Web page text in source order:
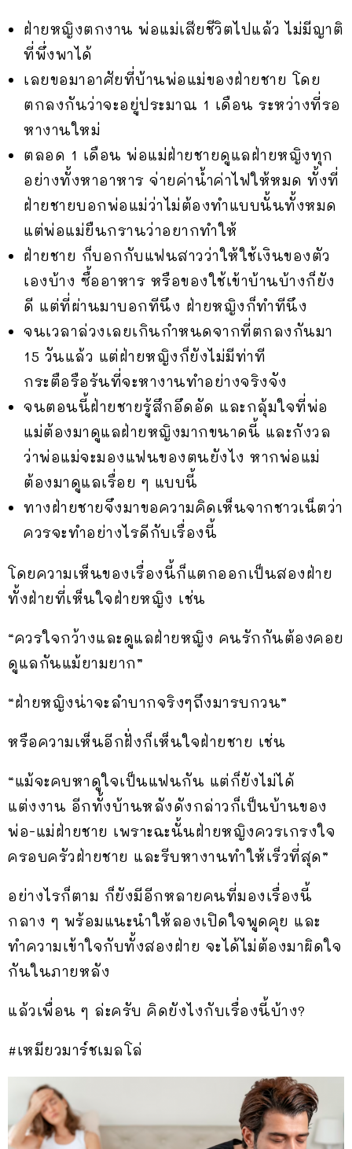
ฝ่ายหญิงตกงาน พ่อแม่เสียชีวิตไปแล้ว ไม่มีญาติ
ที่พึ่งพาได้
เลยขอมาอาศัยที่บ้านพ่อแม่ของฝ่ายชาย โดย
ตกลงกันว่าจะอยู่ประมาณ 1 เดือน ระหว่างที่รอ
หางานใหม่
ตลอด 1 เดือน พ่อแม่ฝ่ายชายดูแลฝ่ายหญิงทุก
อย่างทั้งหาอาหาร จ่ายค่าน้ำค่าไฟให้หมด ทั้งที่
ฝ่ายชายบอกพ่อแม่ว่าไม่ต้องทำแบบนั้นทั้งหมด
แต่พ่อแม่ยืนกรานว่าอยากทำให้
ฝ่ายชาย ก็บอกกับแฟนสาวว่าให้ใช้เงินของตัว
เองบ้าง ซื้ออาหาร หรือของใช้เข้าบ้านบ้างก็ยัง
ดี แต่ที่ผ่านมาบอกทีนึง ฝ่ายหญิงก็ทำทีนึง
จนเวลาล่วงเลยเกินกำหนดจากที่ตกลงกันมา
15 วันแล้ว แต่ฝ่ายหญิงก็ยังไม่มีท่าที
กระตือรือร้นที่จะหางานทำอย่างจริงจัง
จนตอนนี้ฝ่ายชายรู้สึกอึดอัด และกลุ้มใจที่พ่อ
แม่ต้องมาดูแลฝ่ายหญิงมากขนาดนี้ และกังวล
ว่าพ่อแม่จะมองแฟนของตนยังไง หากพ่อแม่
ต้องมาดูแลเรื่อย ๆ แบบนี้
ทางฝ่ายชายจึงมาขอความคิดเห็นจากชาวเน็ตว่า
ควรจะทำอย่างไรดีกับเรื่องนี้
โดยความเห็นของเรื่องนี้ก็แตกออกเป็นสองฝ่าย
ทั้งฝ่ายที่เห็นใจฝ่ายหญิง เช่น
“ควรใจกว้างและดูแลฝ่ายหญิง คนรักกันต้องคอย
ดูแลกันแม้ยามยาก”
“ฝ่ายหญิงน่าจะลำบากจริงๆถึงมารบกวน”
หรือความเห็นอีกฝั่งก็เห็นใจฝ่ายชาย เช่น
“แม้จะคบหาดูใจเป็นแฟนกัน แต่ก็ยังไม่ได้
แต่งงาน อีกทั้งบ้านหลังดังกล่าวก็เป็นบ้านของ
พ่อ-แม่ฝ่ายชาย เพราะฉะนั้นฝ่ายหญิงควรเกรงใจ
ครอบครัวฝ่ายชาย และรีบหางานทำให้เร็วที่สุด”
อย่างไรก็ตาม ก็ยังมีอีกหลายคนที่มองเรื่องนี้
กลาง ๆ พร้อมแนะนำให้ลองเปิดใจพูดคุย และ
ทำความเข้าใจกับทั้งสองฝ่าย จะได้ไม่ต้องมาผิดใจ
กันในภายหลัง
แล้วเพื่อน ๆ ล่ะครับ คิดยังไงกับเรื่องนี้บ้าง?
#เหมียวมาร์ชเมลโล่